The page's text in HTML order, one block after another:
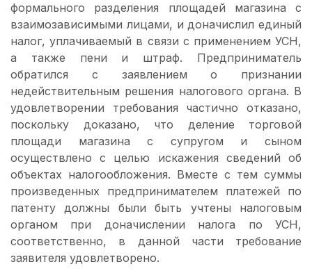
формального разделения площадей магазина с
взаимозависимыми лицами, и доначислил единый
налог, уплачиваемый в связи с применением УСН,
а также пени и штраф. Предприниматель
обратился с заявлением о признании
недействительным решения налогового органа. В
удовлетворении требования частично отказано,
поскольку доказано, что деление торговой
площади магазина с супругом и сыном
осуществлено с целью искажения сведений об
объектах налогообложения. Вместе с тем суммы
произведенных предпринимателем платежей по
патенту должны были быть учтены налоговым
органом при доначислении налога по УСН,
соответственно, в данной части требование
заявителя удовлетворено.